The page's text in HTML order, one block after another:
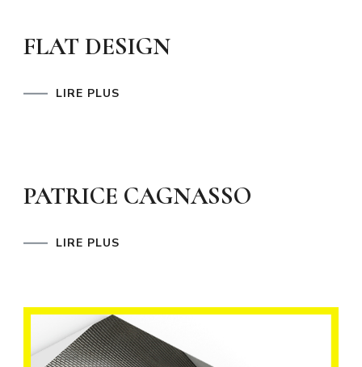
FLAT DESIGN
LIRE PLUS
PATRICE CAGNASSO
LIRE PLUS